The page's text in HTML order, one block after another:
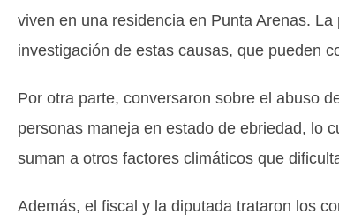
viven en una residencia en Punta Arenas.
investigación de estas causas, que pueden
Por otra parte, conversaron sobre el abuso
personas maneja en estado de ebriedad, lo
suman a otros factores climáticos que
Además, el fiscal y la diputada trataron los